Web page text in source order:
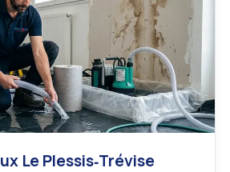
Le Plessis‑Trévise